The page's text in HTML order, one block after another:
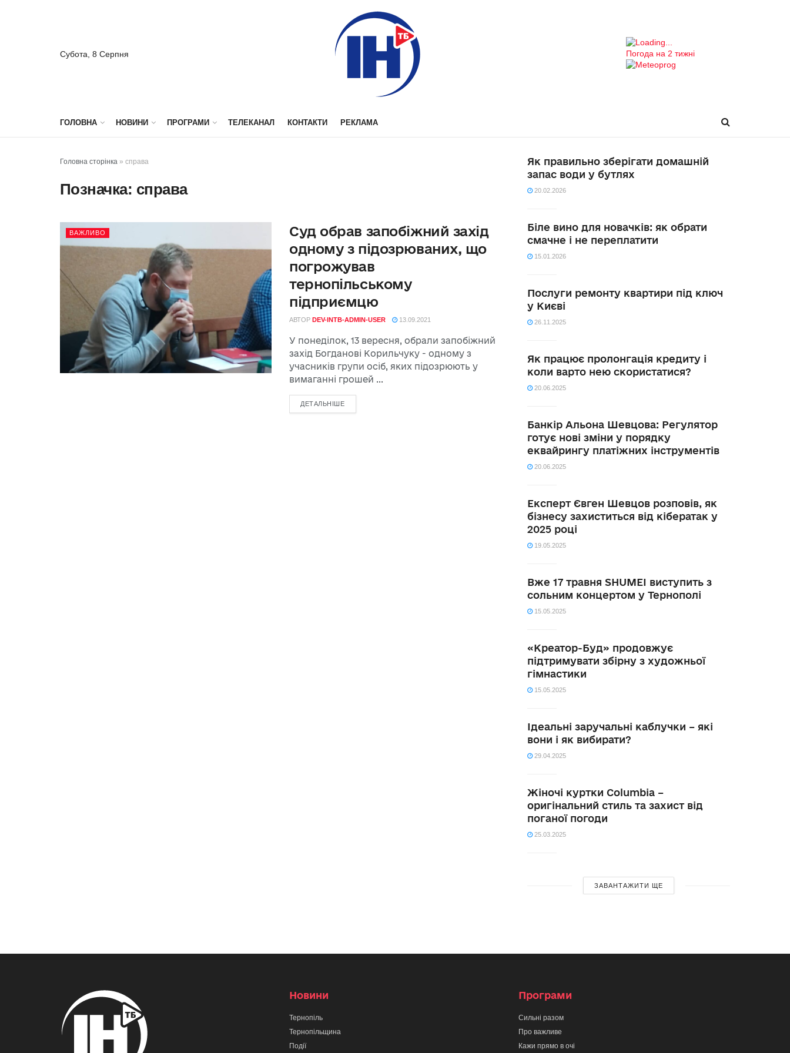
Субота, 8 Серпня Погода на 2 тижні
ГОЛОВНА НОВИНИ ПРОГРАМИ ТЕЛЕКАНАЛ КОНТАКТИ РЕКЛАМА
Головна сторінка » справа
Позначка: справа
ВАЖЛИВО
Суд обрав запобіжний захід
одному з підозрюваних, що
погрожував
тернопільському
підприємцю
АВТОР DEV-INTB-ADMIN-USER 13.09.2021
У понеділок, 13 вересня, обрали запобіжний
захід Богданові Корильчуку - одному з
учасників групи осіб, яких підозрюють у
вимаганні грошей ...
ДЕТАЛЬНІШЕ
Як правильно зберігати домашній
запас води у бутлях
20.02.2026
Біле вино для новачків: як обрати
смачне і не переплатити
15.01.2026
Послуги ремонту квартири під ключ
у Києві
26.11.2025
Як працює пролонгація кредиту і
коли варто нею скористатися?
20.06.2025
Банкір Альона Шевцова: Регулятор
готує нові зміни у порядку
еквайрингу платіжних інструментів
20.06.2025
Експерт Євген Шевцов розповів, як
бізнесу захиститься від кібератак у
2025 році
19.05.2025
Вже 17 травня SHUMEI виступить з
сольним концертом у Тернополі
15.05.2025
«Креатор-Буд» продовжує
підтримувати збірну з художньої
гімнастики
15.05.2025
Ідеальні заручальні каблучки – які
вони і як вибирати?
29.04.2025
Жіночі куртки Columbia –
оригінальний стиль та захист від
поганої погоди
25.03.2025
ЗАВАНТАЖИТИ ЩЕ
Новини
Тернопіль
Тернопільщина
Події
Програми
Сильні разом
Про важливе
Кажи прямо в очі